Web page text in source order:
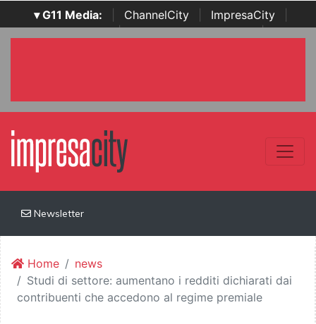
▾ G11 Media: ChannelCity ImpresaCity
SecurityOpenLab | Italian Channel Awards | Italian
Newsletter
Home
news
Studi di settore: aumentano i redditi dichiarati dai
contribuenti che accedono al regime premiale